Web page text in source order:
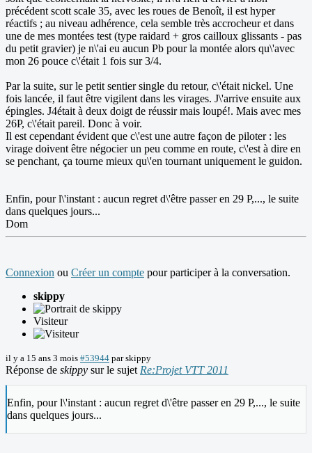
précédent scott scale 35, avec les roues de Benoît, il est hyper
réactifs ; au niveau adhérence, cela semble très accrocheur et dans
une de mes montées test (type raidard + gros cailloux glissants - pas
du petit gravier) je n\'ai eu aucun Pb pour la montée alors qu\'avec
mon 26 pouce c\'était 1 fois sur 3/4.
Par la suite, sur le petit sentier single du retour, c\'était nickel. Une
fois lancée, il faut être vigilent dans les virages. J\'arrive ensuite aux
épingles. J4était à deux doigt de réussir mais loupé!. Mais avec mes
26P, c\'était pareil. Donc à voir.
Il est cependant évident que c\'est une autre façon de piloter : les
virage doivent être négocier un peu comme en route, c\'est à dire en
se penchant, ça tourne mieux qu\'en tournant uniquement le guidon.
Enfin, pour l\'instant : aucun regret d\'être passer en 29 P,..., le suite
dans quelques jours...
Dom
Connexion ou Créer un compte pour participer à la conversation.
skippy
Visiteur
il y a 15 ans 3 mois #53944 parskippy
Réponse de skippy sur le sujet Re:Projet VTT 2011
Enfin, pour l\'instant : aucun regret d\'être passer en 29 P,..., le suite
dans quelques jours...